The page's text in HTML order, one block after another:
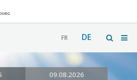
FR DE
09.08.2026